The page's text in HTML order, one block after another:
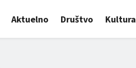
Aktuelno Društvo Kultura